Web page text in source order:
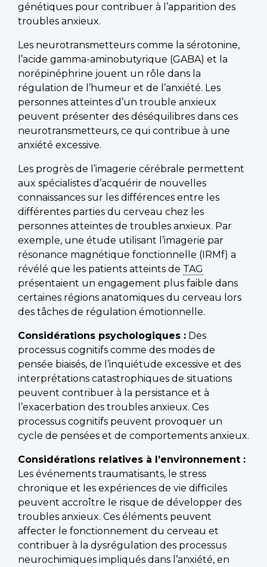
génétiques pour contribuer à l’apparition des
troubles anxieux.
Les neurotransmetteurs comme la sérotonine,
l’acide gamma-aminobutyrique (GABA) et la
norépinéphrine jouent un rôle dans la
régulation de l’humeur et de l’anxiété. Les
personnes atteintes d’un trouble anxieux
peuvent présenter des déséquilibres dans ces
neurotransmetteurs, ce qui contribue à une
anxiété excessive.
Les progrès de l’imagerie cérébrale permettent
aux spécialistes d’acquérir de nouvelles
connaissances sur les différences entre les
différentes parties du cerveau chez les
personnes atteintes de troubles anxieux. Par
exemple, une étude utilisant l’imagerie par
résonance magnétique fonctionnelle (IRMf) a
révélé que les patients atteints de TAG
présentaient un engagement plus faible dans
certaines régions anatomiques du cerveau lors
des tâches de régulation émotionnelle.
Considérations psychologiques : Des
processus cognitifs comme des modes de
pensée biaisés, de l’inquiétude excessive et des
interprétations catastrophiques de situations
peuvent contribuer à la persistance et à
l’exacerbation des troubles anxieux. Ces
processus cognitifs peuvent provoquer un
cycle de pensées et de comportements anxieux.
Considérations relatives à l’environnement :
Les événements traumatisants, le stress
chronique et les expériences de vie difficiles
peuvent accroître le risque de développer des
troubles anxieux. Ces éléments peuvent
affecter le fonctionnement du cerveau et
contribuer à la dysrégulation des processus
neurochimiques impliqués dans l’anxiété, en